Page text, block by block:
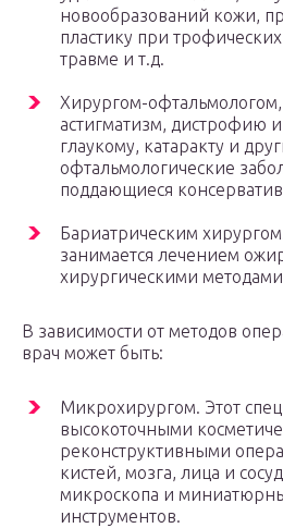
новообразований кожи,
пластику при
травме и т.д.
Хирургом-
астигматизм, дистрофию и
глаукому, катаракту и
офтальмологические
поддающиеся
Бариатрическим
занимается лечением
хирургическими
В зависимости от методов
врач может быть:
Микрохирургом. Этот
высокоточными
реконструктивными
кистей, мозга, лица и
микроскопа и
инструментов.